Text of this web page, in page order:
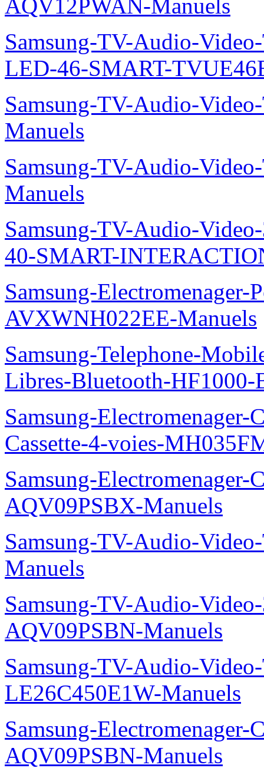
AQV12PWAN-Manuels
Samsung-TV-Audio-
LED-46-SMART-
Samsung-TV-Audio-
Manuels
Samsung-TV-Audio-
Manuels
Samsung-TV-Audio-
40-SMART-
Samsung-
AVXWNH022EE-Manuels
Samsung-Telephone-
Libres-Bluetooth-HF1000-
Samsung-Electromenager-
Cassette-4-voies-
Samsung-Electromenager-
AQV09PSBX-Manuels
Samsung-TV-Audio-
Manuels
Samsung-TV-Audio-
AQV09PSBN-Manuels
Samsung-TV-Audio-
LE26C450E1W-Manuels
Samsung-
AQV09PSBN-Manuels